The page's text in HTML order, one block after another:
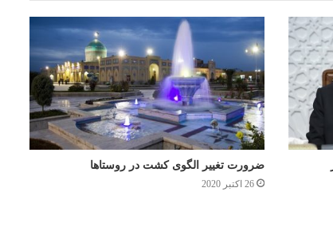
ضرورت تغییر الگوی کشت در روستاها
26 اکتبر 2020